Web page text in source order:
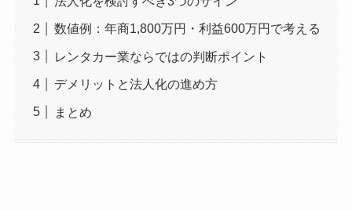
数値例：年商1,800万円・利益600万円で考える
レンタカー業ならではの判断ポイント
デメリットと法人化の進め方
まとめ